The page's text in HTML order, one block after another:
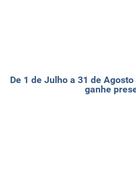
De 1 de Julho a 31 de
ganhe